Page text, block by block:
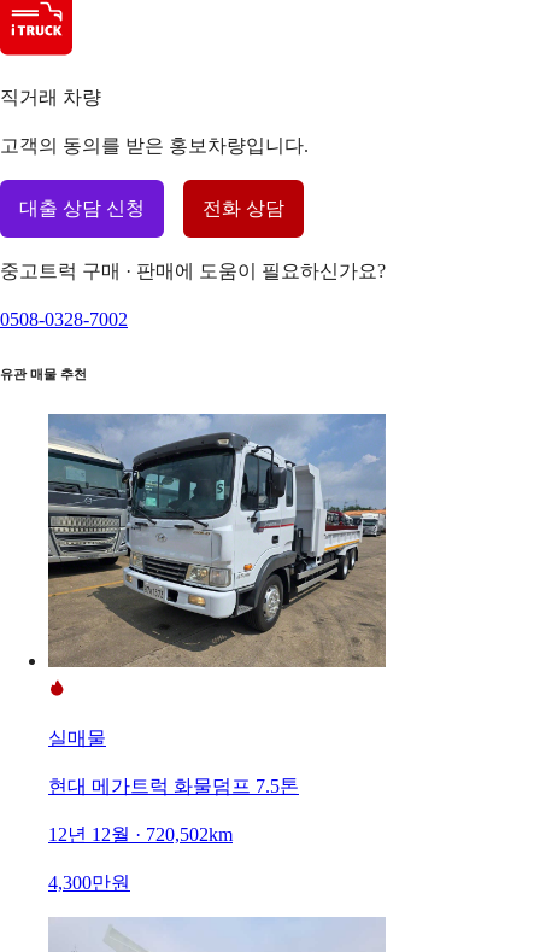
직거래 차량
고객의 동의를 받은 홍보차량입니다.
대출 상담 신청 전화 상담
중고트럭 구매 · 판매에 도움이 필요하신가요?
0508-0328-7002
유관 매물 추천
실매물
현대 메가트럭 화물덤프 7.5톤
12년 12월 · 720,502km
4,300만원